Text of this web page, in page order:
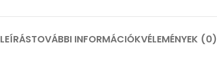
LEÍRÁSTOVÁBBI INFORMÁCIÓKVÉLEMÉNYEK (0)